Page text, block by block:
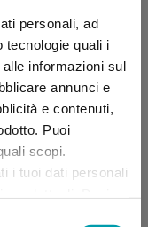
personali, ad
tecnologie quali i
informazioni sul
annunci e
e contenuti,
Puoi
scopi.
i tuoi dati personali